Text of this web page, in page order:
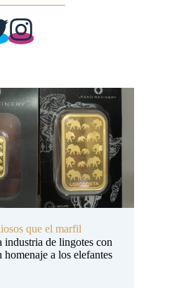
que el marfil
de lingotes con
a los elefantes